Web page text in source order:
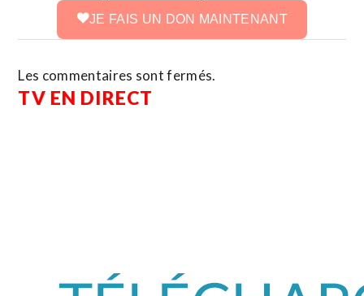
JE FAIS UN DON MAINTENANT
Les commentaires sont fermés.
TV EN DIRECT